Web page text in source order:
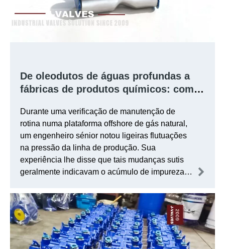
De oleodutos de águas profundas a
fábricas de produtos químicos: como
VALVES de 1&frac12;' 800LB se torna
a primeira linha de defesa mais
confiável dos engenheiros
Durante uma verificação de manutenção de
rotina numa plataforma offshore de gás natural,
um engenheiro sénior notou ligeiras flutuações
na pressão da linha de produção. Sua
experiência lhe disse que tais mudanças sutis
geralmente indicavam o acúmulo de impurezas,
sistema – era a chave para determinar se todo o
dispositivo poderia operar de forma estável.